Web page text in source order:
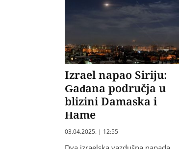
Izrael napao Siriju:
Gađana područja u
blizini Damaska i
Hame
03.04.2025. | 12:55